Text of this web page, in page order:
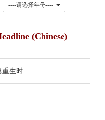
(Chinese)
重生时